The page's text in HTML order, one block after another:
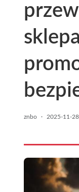
znbo · 2025-11-28